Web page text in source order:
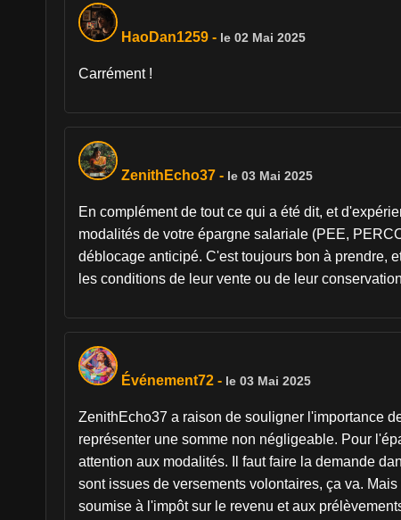
HaoDan1259 - le 02 Mai 2025
Carrément !
ZenithEcho37 - le 03 Mai 2025
En complément de tout ce qui a été dit, et
modalités de votre épargne salariale (PEE,
déblocage anticipé. C'est toujours bon à prendre,
les conditions de leur vente ou de leur
Événement72 - le 03 Mai 2025
ZenithEcho37 a raison de souligner l'importance
représenter une somme non négligeable. Pour
attention aux modalités. Il faut faire la demande
sont issues de versements volontaires, ça va.
soumise à l'impôt sur le revenu et aux